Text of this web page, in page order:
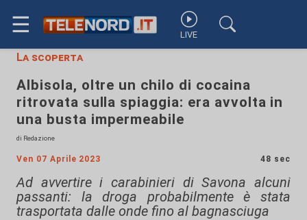
☰ LIVE
La scoperta
Albisola, oltre un chilo di cocaina
ritrovata sulla spiaggia: era avvolta in
una busta impermeabile
di Redazione
Ven 07 Aprile 2023 48 sec
Ad avvertire i carabinieri di Savona alcuni
passanti: la droga probabilmente è stata
trasportata dalle onde fino al bagnasciuga